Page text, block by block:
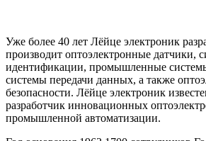
Уже более 40 лет Лёйце электроник
производит оптоэлектронные датчики,
идентификации, промышленные
системы передачи данных, а также
безопасности. Лёйце электроник
разработчик инновационных
промышленной автоматизации.